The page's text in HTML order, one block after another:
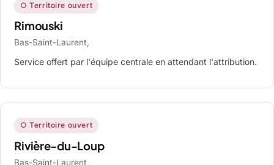
○ Territoire ouvert
Rimouski
Bas-Saint-Laurent,
Service offert par l'équipe centrale en attendant l'attribution.
○ Territoire ouvert
Rivière-du-Loup
Bas-Saint-Laurent,